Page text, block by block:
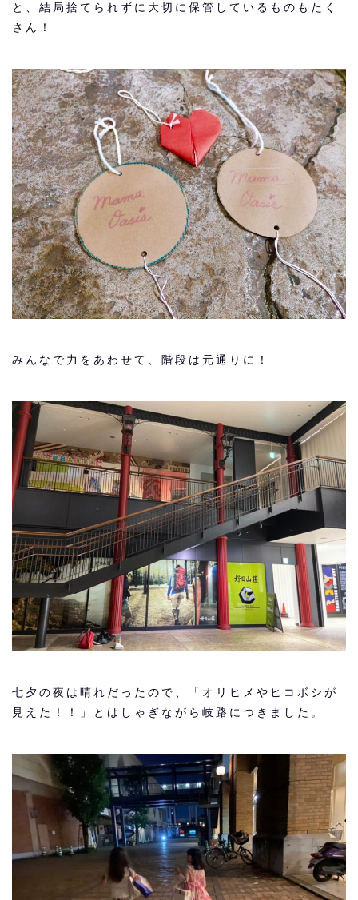
と、結局捨てられずに大切に保管しているものもたく
さん！
みんなで力をあわせて、階段は元通りに！
七夕の夜は晴れだったので、「オリヒメやヒコボシが
見えた！！」とはしゃぎながら岐路につきました。